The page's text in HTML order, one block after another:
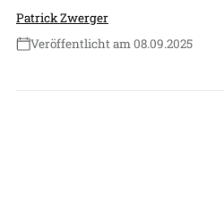
Patrick Zwerger
Veröffentlicht am 08.09.2025